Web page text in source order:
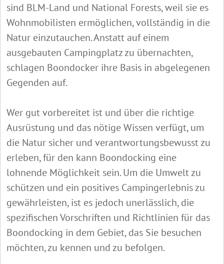
sind BLM-Land und National Forests, weil sie es
Wohnmobilisten ermöglichen, vollständig in die
Natur einzutauchen. Anstatt auf einem
ausgebauten Campingplatz zu übernachten,
schlagen Boondocker ihre Basis in abgelegenen
Gegenden auf.
Wer gut vorbereitet ist und über die richtige
Ausrüstung und das nötige Wissen verfügt, um
die Natur sicher und verantwortungsbewusst zu
erleben, für den kann Boondocking eine
lohnende Möglichkeit sein. Um die Umwelt zu
schützen und ein positives Campingerlebnis zu
gewährleisten, ist es jedoch unerlässlich, die
spezifischen Vorschriften und Richtlinien für das
Boondocking in dem Gebiet, das Sie besuchen
möchten, zu kennen und zu befolgen.